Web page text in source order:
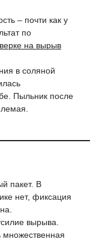
– почти как у
по
на вырыв
в соляной
Пыльник после
пакет. В
нет, фиксация
вырыва.
множественная